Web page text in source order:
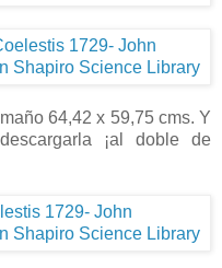
64,42 x 59,75 cms. Y
¡al doble de